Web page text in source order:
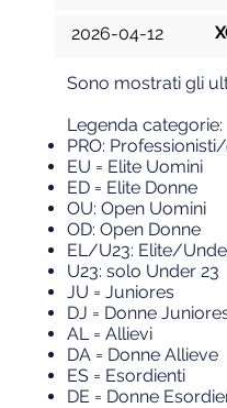
2026-04-12
Sono mostrati gli
Legenda categorie:
PRO:
EU = Elite Uomini
ED = Elite Donne
OU: Open Uomini
OD: Open Donne
EL/U23: Elite/
U23: solo Under 23
JU = Juniores
DJ = Donne
AL = Allievi
DA = Donne Allieve
ES = Esordienti
DE = Donne